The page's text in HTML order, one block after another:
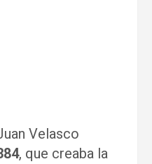
Velasco
, que creaba la